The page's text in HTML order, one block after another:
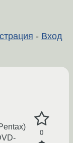
- Вход
0